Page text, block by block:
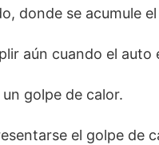
donde se acumule
aún cuando el
golpe de calor.
el golpe de